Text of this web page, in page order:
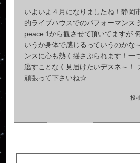
いよいよ４月になりましたね！静岡
的ライブハウスでのパフォーマンス
peace 1から観させて頂いてますが
いうか身体で感じるっていうのかな
ンスに心も熱く揺さぶられます！一
逃すことなく見届けたいデスネ～！
頑張って下さいね☆
投